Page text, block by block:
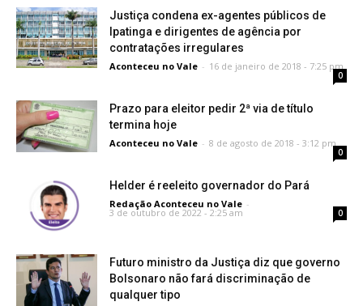
Justiça condena ex-agentes públicos de
Ipatinga e dirigentes de agência por
contratações irregulares
Aconteceu no Vale - 16 de janeiro de 2018 - 7:25 pm
0
Prazo para eleitor pedir 2ª via de título
termina hoje
Aconteceu no Vale - 8 de agosto de 2018 - 3:12 pm
0
Helder é reeleito governador do Pará
Redação Aconteceu no Vale -
3 de outubro de 2022 - 2:25 am 0
Futuro ministro da Justiça diz que governo
Bolsonaro não fará discriminação de
qualquer tipo